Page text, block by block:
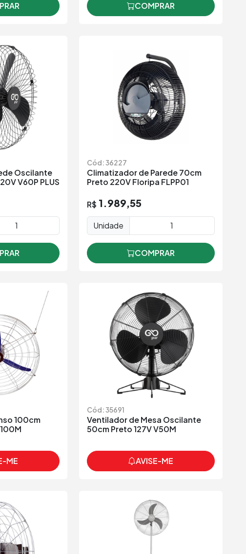
COMPRAR
Oscilante
V60P PLUS
Cód: 36227
Climatizador de Parede 70cm
Preto 220V Floripa FLPP01
R$ 1.989,55
Unidade
COMPRAR
100cm
ME
Cód: 35691
Ventilador de Mesa Oscilante
50cm Preto 127V V50M
AVISE-ME